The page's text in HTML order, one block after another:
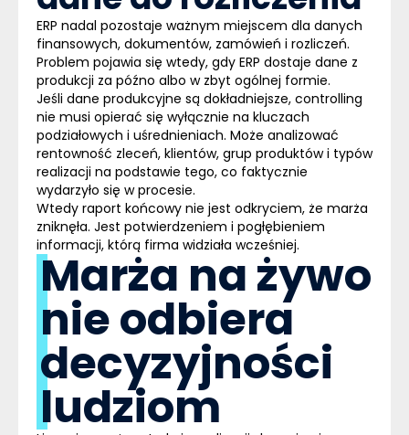
ERP nadal pozostaje ważnym miejscem dla danych
finansowych, dokumentów, zamówień i rozliczeń.
Problem pojawia się wtedy, gdy ERP dostaje dane z
produkcji za późno albo w zbyt ogólnej formie.
Jeśli dane produkcyjne są dokładniejsze, controlling
nie musi opierać się wyłącznie na kluczach
podziałowych i uśrednieniach. Może analizować
rentowność zleceń, klientów, grup produktów i typów
realizacji na podstawie tego, co faktycznie
wydarzyło się w procesie.
Wtedy raport końcowy nie jest odkryciem, że marża
zniknęła. Jest potwierdzeniem i pogłębieniem
informacji, którą firma widziała wcześniej.
Marża na żywo
nie odbiera
decyzyjności
ludziom